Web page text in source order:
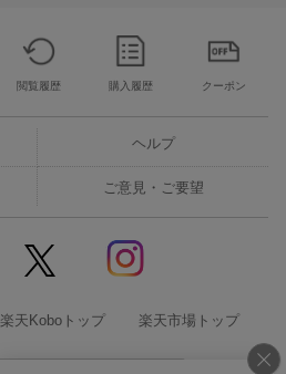
閲覧履歴 購入履歴 クーポン
ヘルプ
ご意見・ご要望
楽天Koboトップ 楽天市場トップ